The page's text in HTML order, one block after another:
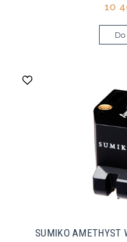
10
SUMIKO AMETHYST